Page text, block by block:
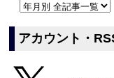
アカウント・